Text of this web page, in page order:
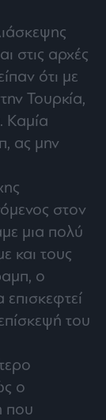
στις αρχές
ότι με
Τουρκία,
Καμία
ας μην
στον
μια πολύ
και τους
ο
επισκεφτεί
του
ο
που